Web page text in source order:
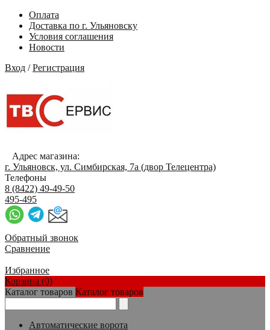
Оплата
Доставка по г. Ульяновску
Условия соглашения
Новости
Вход /Регистрация
Адрес магазина:
г. Ульяновск, ул. Симбирская, 7а (двор Телецентра)
Телефоны
8 (8422) 49-49-50
495-495
Обратный звонок
Сравнение
Избранное
Корзина (0)
Каталог товаров Каталог товаров
Автоматические ворота